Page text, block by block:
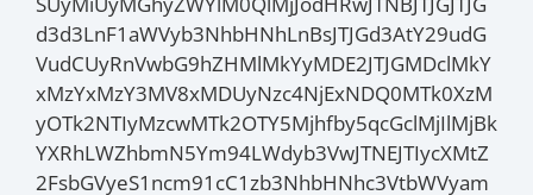
d3d3LnF1aWVyb3NhbHNhLnBsJTJGd3AtY29udG
VudCUyRnVwbG9hZHMlMkYyMDE2JTJGMDclMkY
xMzYxMzY3MV8xMDUyNzc4NjExNDQ0MTk0XzM
yOTk2NTIyMzcwMTk2OTY5Mjhfby5qcGclMjIlMjBk
YXRhLWZhbmN5Ym94LWdyb3VwJTNEJTIycXMtZ
2FsbGVyeS1ncm91cC1zb3NhbHNhc3VtbWVyam